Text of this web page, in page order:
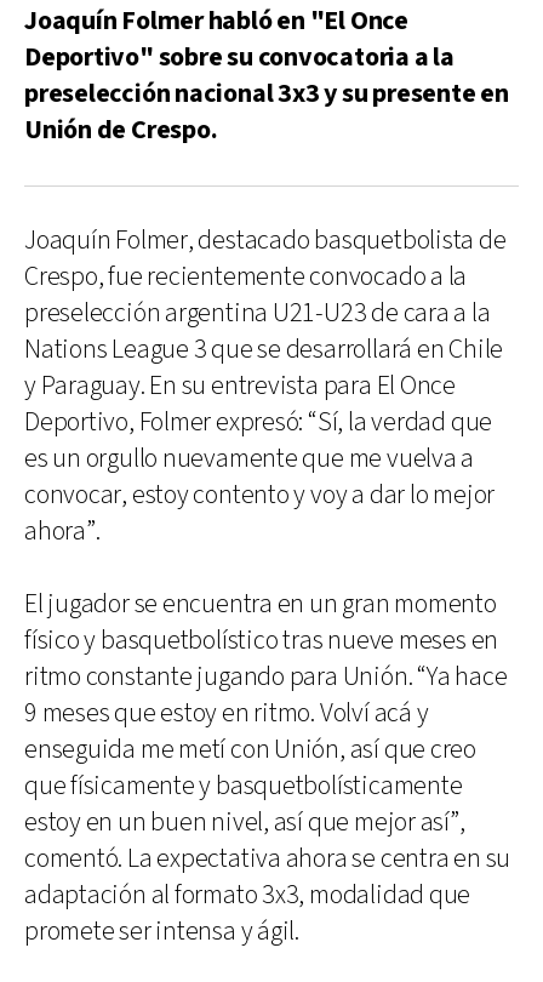
Joaquín Folmer habló en "El Once
Deportivo" sobre su convocatoria a la
preselección nacional 3x3 y su presente en
Unión de Crespo.
Joaquín Folmer, destacado basquetbolista de
Crespo, fue recientemente convocado a la
preselección argentina U21-U23 de cara a la
Nations League 3 que se desarrollará en Chile
y Paraguay. En su entrevista para El Once
Deportivo, Folmer expresó: “Sí, la verdad que
es un orgullo nuevamente que me vuelva a
convocar, estoy contento y voy a dar lo mejor
ahora”.
El jugador se encuentra en un gran momento
físico y basquetbolístico tras nueve meses en
ritmo constante jugando para Unión. “Ya hace
9 meses que estoy en ritmo. Volví acá y
enseguida me metí con Unión, así que creo
que físicamente y basquetbolísticamente
estoy en un buen nivel, así que mejor así”,
comentó. La expectativa ahora se centra en su
adaptación al formato 3x3, modalidad que
promete ser intensa y ágil.